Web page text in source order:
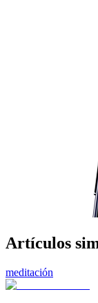
Artículos
meditación